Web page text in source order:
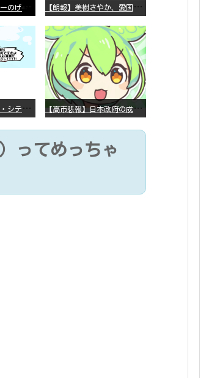
嫌
儲公認アニメーターのげそいくおさん、マンガワン騒動を冷笑してスーパー大炎上 【
朗報】美樹さやか、愛国に目覚める
デ
トロイト・メタル・シティー ⇐これ、いまアニメ化したら、えらいことになってたよな？ 【
高市悲報】日本政府の成長戦略に「暗号資産」が消えるいったいなぜ…？
ってめっちゃ